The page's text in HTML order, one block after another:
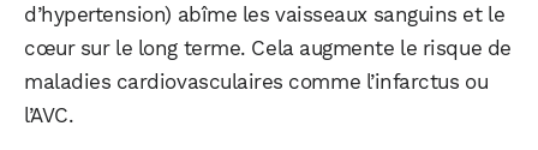
d’hypertension) abîme les vaisseaux sanguins et le
cœur sur le long terme. Cela augmente le risque de
maladies cardiovasculaires comme l’infarctus ou
l’AVC.